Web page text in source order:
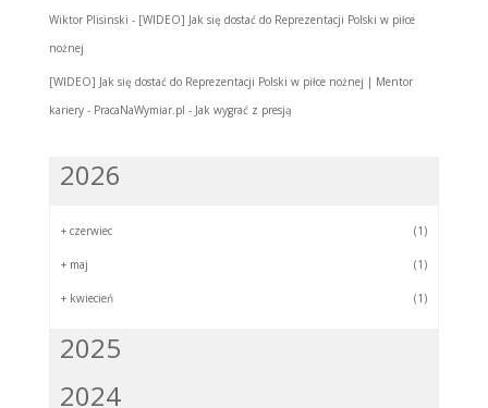
Wiktor Plisinski - [WIDEO] Jak się dostać do Reprezentacji Polski w piłce
nożnej
[WIDEO] Jak się dostać do Reprezentacji Polski w piłce nożnej | Mentor
kariery - PracaNaWymiar.pl - Jak wygrać z presją
2026
+ czerwiec (1)
+ maj (1)
+ kwiecień (1)
2025
2024